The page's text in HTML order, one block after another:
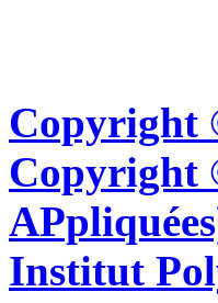
Copyright
Copyright
Institut